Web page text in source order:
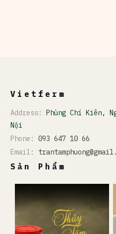
Vietferm
Address: Phùng Chí Kiên,
Nội
Phone: 093 647 10 66
Email:
Sản Phẩm